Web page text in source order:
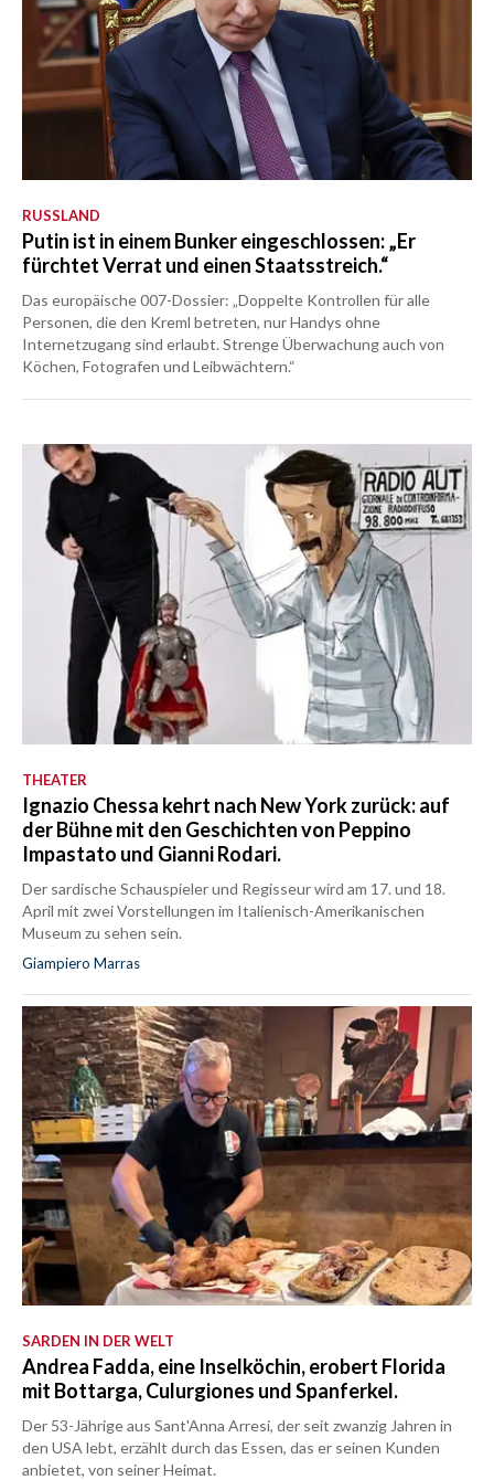
RUSSLAND
Putin ist in einem Bunker eingeschlossen: „Er
fürchtet Verrat und einen Staatsstreich.“
Das europäische 007-Dossier: „Doppelte Kontrollen für alle
Personen, die den Kreml betreten, nur Handys ohne
Internetzugang sind erlaubt. Strenge Überwachung auch von
Köchen, Fotografen und Leibwächtern.“
THEATER
Ignazio Chessa kehrt nach New York zurück: auf
der Bühne mit den Geschichten von Peppino
Impastato und Gianni Rodari.
Der sardische Schauspieler und Regisseur wird am 17. und 18.
April mit zwei Vorstellungen im Italienisch-Amerikanischen
Museum zu sehen sein.
Giampiero Marras
SARDEN IN DER WELT
Andrea Fadda, eine Inselköchin, erobert Florida
mit Bottarga, Culurgiones und Spanferkel.
Der 53-Jährige aus Sant'Anna Arresi, der seit zwanzig Jahren in
den USA lebt, erzählt durch das Essen, das er seinen Kunden
anbietet, von seiner Heimat.